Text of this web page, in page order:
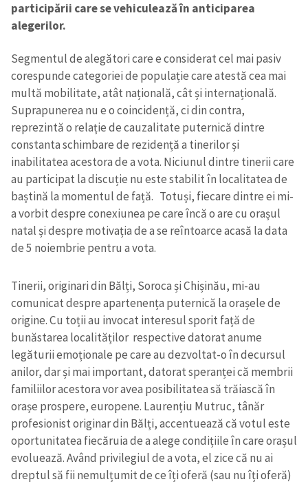
participării care se vehiculează în anticiparea
alegerilor.
Segmentul de alegători care e considerat cel mai pasiv
corespunde categoriei de populație care atestă cea mai
multă mobilitate, atât națională, cât și internațională.
Suprapunerea nu e o coincidență, ci din contra,
reprezintă o relație de cauzalitate puternică dintre
constanta schimbare de rezidență a tinerilor și
inabilitatea acestora de a vota. Niciunul dintre tinerii care
au participat la discuție nu este stabilit în localitatea de
baștină la momentul de față. Totuși, fiecare dintre ei mi-
a vorbit despre conexiunea pe care încă o are cu orașul
natal și despre motivația de a se reîntoarce acasă la data
de 5 noiembrie pentru a vota.
Tinerii, originari din Bălți, Soroca și Chișinău, mi-au
comunicat despre apartenența puternică la orașele de
origine. Cu toții au invocat interesul sporit față de
bunăstarea localităților respective datorat anume
legăturii emoționale pe care au dezvoltat-o în decursul
anilor, dar și mai important, datorat speranței că membrii
familiilor acestora vor avea posibilitatea să trăiască în
orașe prospere, europene. Laurențiu Mutruc, tânăr
profesionist originar din Bălți, accentuează că votul este
oportunitatea fiecăruia de a alege condițiile în care orașul
evoluează. Având privilegiul de a vota, el zice că nu ai
dreptul să fii nemulțumit de ce îți oferă (sau nu îți oferă)